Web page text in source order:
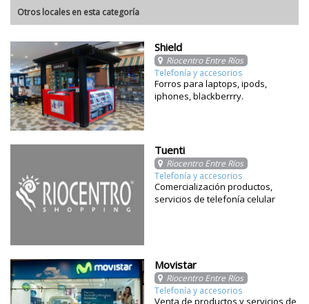
Otros locales en esta categoría
Shield
Riocentro Entre Ríos
Telefonía y accesorios
Forros para laptops, ipods,
iphones, blackberrry.
Tuenti
Riocentro Entre Ríos
Telefonía y accesorios
Comercialización productos,
servicios de telefonía celular
Movistar
Riocentro Entre Ríos
Telefonía y accesorios
Venta de productos y servicios de